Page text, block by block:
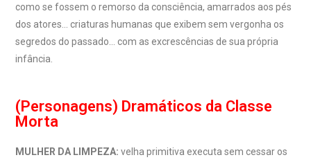
como se fossem o remorso da consciência, amarrados aos pés
dos atores… criaturas humanas que exibem sem vergonha os
segredos do passado… com as excrescências de sua própria
infância.
(Personagens) Dramáticos da Classe
Morta
MULHER DA LIMPEZA: velha primitiva executa sem cessar os